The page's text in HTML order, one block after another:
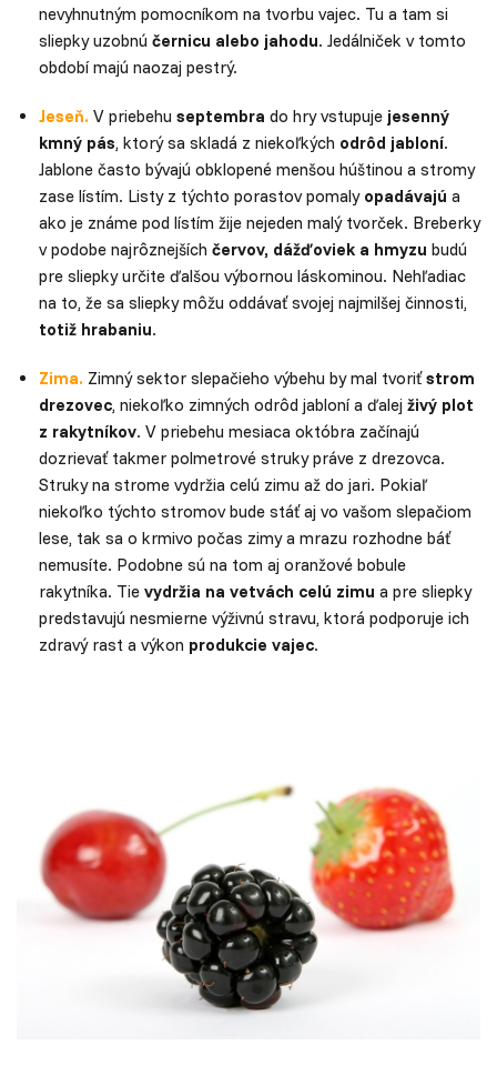
nevyhnutným pomocníkom na tvorbu vajec. Tu a tam si
sliepky uzobnú černicu alebo jahodu. Jedálniček v tomto
období majú naozaj pestrý.
Jeseň. V priebehu septembra do hry vstupuje jesenný
kmný pás, ktorý sa skladá z niekoľkých odrôd jabloní.
Jablone často bývajú obklopené menšou húštinou a stromy
zase lístím. Listy z týchto porastov pomaly opadávajú a
ako je známe pod lístím žije nejeden malý tvorček. Breberky
v podobe najrôznejších červov, dážďoviek a hmyzu budú
pre sliepky určite ďalšou výbornou láskominou. Nehľadiac
na to, že sa sliepky môžu oddávať svojej najmilšej činnosti,
totiž hrabaniu.
Zima. Zimný sektor slepačieho výbehu by mal tvoriťstrom
drezovec, niekoľko zimných odrôd jabloní a ďalej živý plot
z rakytníkov. V priebehu mesiaca októbra začínajú
dozrievať takmer polmetrové struky práve z drezovca.
Struky na strome vydržia celú zimu až do jari. Pokiaľ
niekoľko týchto stromov bude stáť aj vo vašom slepačiom
lese, tak sa o krmivo počas zimy a mrazu rozhodne báť
nemusíte. Podobne sú na tom aj oranžové bobule
rakytníka. Tie vydržia na vetvách celú zimu a pre sliepky
predstavujú nesmierne výživnú stravu, ktorá podporuje ich
zdravý rast a výkon produkcie vajec.